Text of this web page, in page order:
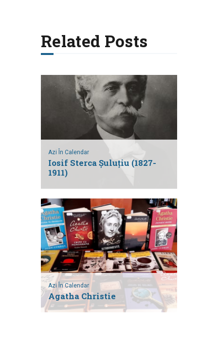
Related Posts
Azi În Calendar
Iosif Sterca Șuluțiu (1827-
1911)
Azi În Calendar
Agatha Christie